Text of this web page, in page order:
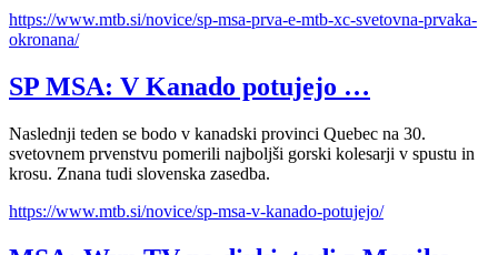
https://www.mtb.si/novice/sp-msa-prva-e-mtb-xc-svetovna-prvaka-
okronana/
SP MSA: V Kanado potujejo …
Naslednji teden se bodo v kanadski provinci Quebec na 30.
svetovnem prvenstvu pomerili najboljši gorski kolesarji v spustu in
krosu. Znana tudi slovenska zasedba.
https://www.mtb.si/novice/sp-msa-v-kanado-potujejo/